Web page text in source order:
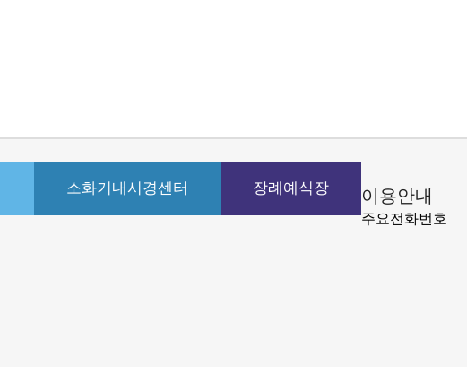
소화기내시경센터 장례예식장 이용안내
주요전화번호